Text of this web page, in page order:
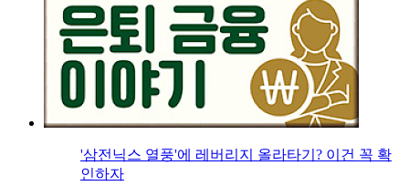
'삼전닉스 열풍'에 레버리지 올라타기? 이건 꼭 확
인하자